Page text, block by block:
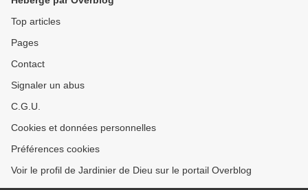
Top articles
Pages
Contact
Signaler un abus
C.G.U.
Cookies et données personnelles
Préférences cookies
Voir le profil de Jardinier de Dieu sur le portail Overblog